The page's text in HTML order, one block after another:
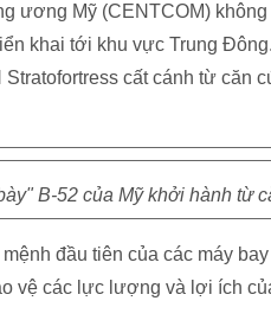
ương Mỹ (CENTCOM)
khai tới khu vực Trung
cất cánh từ căn
B-52 của Mỹ khởi hành từ
đầu tiên của các máy
vệ các lực lượng và lợi ích